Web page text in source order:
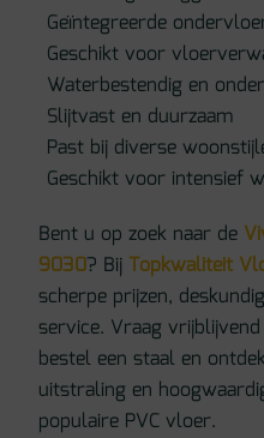
Geïntegreerde
Geschikt voor
Waterbestendig en
Slijtvast en duurzaam
Past bij diverse
Geschikt voor intensief
Bent u op zoek naar de
9030? Bij Topkwaliteit
scherpe prijzen,
service. Vraag
bestel een staal en
uitstraling en
populaire PVC vloer.